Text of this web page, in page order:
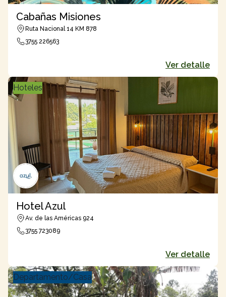
Cabañas Misiones
Ruta Nacional 14 KM 878
3755 226563
Ver detalle
Hoteles
Hotel Azul
Av. de las Américas 924
3755 723089
Ver detalle
Departamento/Casa